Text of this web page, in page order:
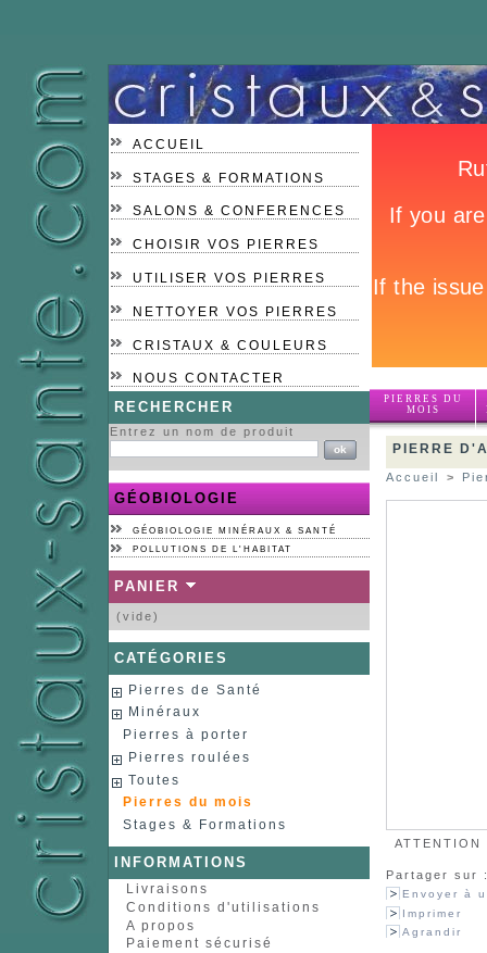
ACCUEIL
STAGES & FORMATIONS
SALONS & CONFERENCES
CHOISIR VOS PIERRES
UTILISER VOS PIERRES
NETTOYER VOS PIERRES
CRISTAUX & COULEURS
NOUS CONTACTER
PIERRES DU
MOIS
RECHERCHER
Entrez un nom de produit
GÉOBIOLOGIE
GÉOBIOLOGIE MINÉRAUX & SANTÉ
POLLUTIONS DE L'HABITAT
PANIER
(vide)
CATÉGORIES
Pierres de Santé
Minéraux
Pierres à porter
Pierres roulées
Toutes
Pierres du mois
Stages & Formations
INFORMATIONS
Livraisons
Conditions d'utilisations
A propos
Paiement sécurisé
PIERRE
Accueil >
Partager sur
Envoyer à
Imprimer
Agrandir